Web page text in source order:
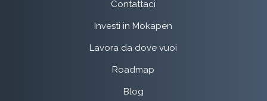
Contattaci
Investi in Mokapen
Lavora da dove vuoi
Roadmap
Blog